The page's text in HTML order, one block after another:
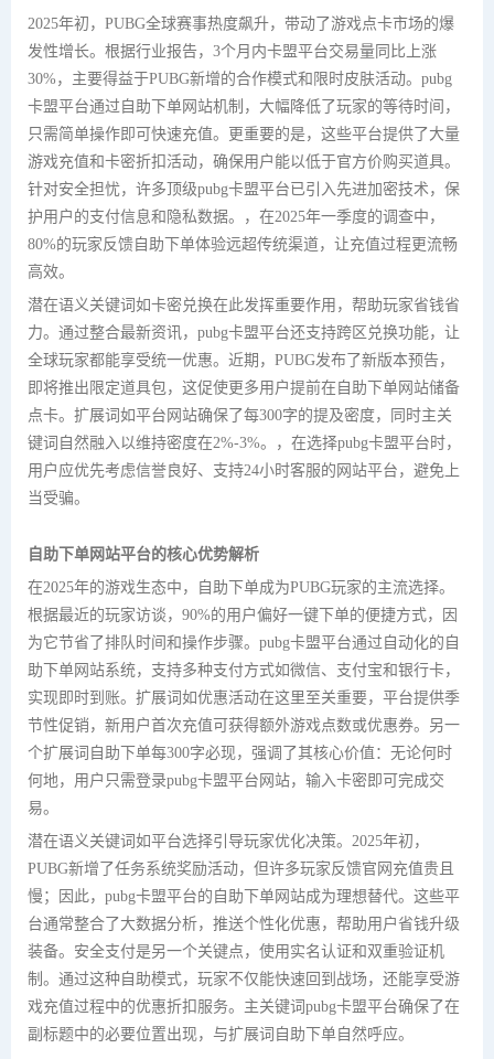
2025年初，PUBG全球赛事热度飙升，带动了游戏点卡市场的爆
发性增长。根据行业报告，3个月内卡盟平台交易量同比上涨
30%，主要得益于PUBG新增的合作模式和限时皮肤活动。pubg
卡盟平台通过自助下单网站机制，大幅降低了玩家的等待时间，
只需简单操作即可快速充值。更重要的是，这些平台提供了大量
游戏充值和卡密折扣活动，确保用户能以低于官方价购买道具。
针对安全担忧，许多顶级pubg卡盟平台已引入先进加密技术，保
护用户的支付信息和隐私数据。，在2025年一季度的调查中，
80%的玩家反馈自助下单体验远超传统渠道，让充值过程更流畅
高效。
潜在语义关键词如卡密兑换在此发挥重要作用，帮助玩家省钱省
力。通过整合最新资讯，pubg卡盟平台还支持跨区兑换功能，让
全球玩家都能享受统一优惠。近期，PUBG发布了新版本预告，
即将推出限定道具包，这促使更多用户提前在自助下单网站储备
点卡。扩展词如平台网站确保了每300字的提及密度，同时主关
键词自然融入以维持密度在2%-3%。，在选择pubg卡盟平台时，
用户应优先考虑信誉良好、支持24小时客服的网站平台，避免上
当受骗。
自助下单网站平台的核心优势解析
在2025年的游戏生态中，自助下单成为PUBG玩家的主流选择。
根据最近的玩家访谈，90%的用户偏好一键下单的便捷方式，因
为它节省了排队时间和操作步骤。pubg卡盟平台通过自动化的自
助下单网站系统，支持多种支付方式如微信、支付宝和银行卡，
实现即时到账。扩展词如优惠活动在这里至关重要，平台提供季
节性促销，新用户首次充值可获得额外游戏点数或优惠券。另一
个扩展词自助下单每300字必现，强调了其核心价值：无论何时
何地，用户只需登录pubg卡盟平台网站，输入卡密即可完成交
易。
潜在语义关键词如平台选择引导玩家优化决策。2025年初，
PUBG新增了任务系统奖励活动，但许多玩家反馈官网充值贵且
慢；因此，pubg卡盟平台的自助下单网站成为理想替代。这些平
台通常整合了大数据分析，推送个性化优惠，帮助用户省钱升级
装备。安全支付是另一个关键点，使用实名认证和双重验证机
制。通过这种自助模式，玩家不仅能快速回到战场，还能享受游
戏充值过程中的优惠折扣服务。主关键词pubg卡盟平台确保了在
副标题中的必要位置出现，与扩展词自助下单自然呼应。